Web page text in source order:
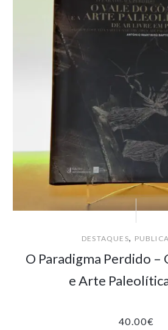
DESTAQUES,
O Paradigma Perdido –
e Arte
40.00€